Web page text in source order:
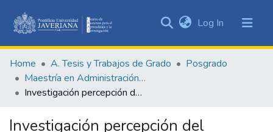
&
Collections
Statistics
Log In (current)
Home A. Tesis y Trabajos de Grado
Posgrado
Maestría en Administración de Empresas
Investigación percepción del consumidor sobre el corcho y la tapa de rosca en la compra de diferentes tipos de vinos en Colombia
Investigación percepción del